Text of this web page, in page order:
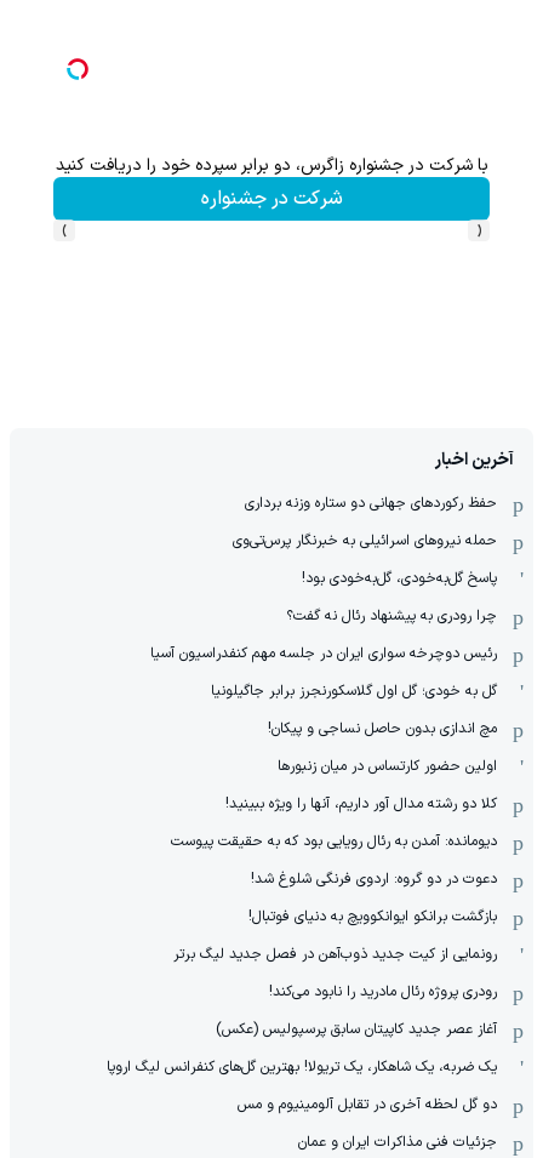
با شرکت در جشنواره زاگرس، دو برابر سپرده خود را دریافت کنید
شرکت در جشنواره
‹
›
آخرین اخبار
حفظ رکوردهای جهانی دو ستاره وزنه برداری
حمله نیروهای اسرائیلی به خبرنگار پرس‌تی‌وی
پاسخ گل‌به‌خودی، گل‌به‌خودی بود!
چرا رودری به پیشنهاد رئال نه گفت؟
رئیس دوچرخه سواری ایران در جلسه مهم کنفدراسیون آسیا
گل به خودی؛ گل اول گلاسکورنجرز برابر جاگیلونیا
مچ اندازی بدون حاصل نساجی و پیکان!
اولین حضور کارتساس در میان زنبورها
کلا دو‌ رشته مدال آور داریم، آنها را ویژه ببینید!
دیومانده: آمدن به رئال رویایی بود که به حقیقت پیوست
دعوت در دو گروه: اردوی فرنگی شلوغ شد!
بازگشت برانکو ایوانکوویچ به دنیای فوتبال!
رونمایی از کیت جدید ذوب‌آهن در فصل جدید لیگ برتر
رودری پروژه رئال مادرید را نابود می‌کند!
آغاز عصر جدید کاپیتان سابق پرسپولیس (عکس)
یک ضربه، یک شاهکار، یک تریولا! بهترین گل‌های کنفرانس لیگ اروپا
دو گل لحظه آخری در تقابل آلومینیوم و مس
جزئیات فنی مذاکرات ایران و عمان